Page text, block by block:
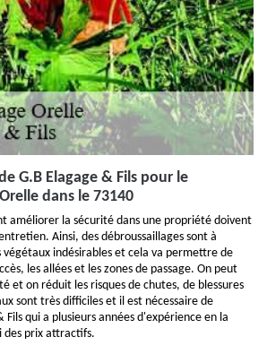
G.B Elagage & Fils pour le
dans le 73140
améliorer la sécurité dans une propriété doivent
Ainsi, des débroussaillages sont à
indésirables et cela va permettre de
les allées et les zones de passage. On peut
et on réduit les risques de chutes, de blessures
sont très difficiles et il est nécessaire de
qui a plusieurs années d'expérience en la
des prix attractifs.